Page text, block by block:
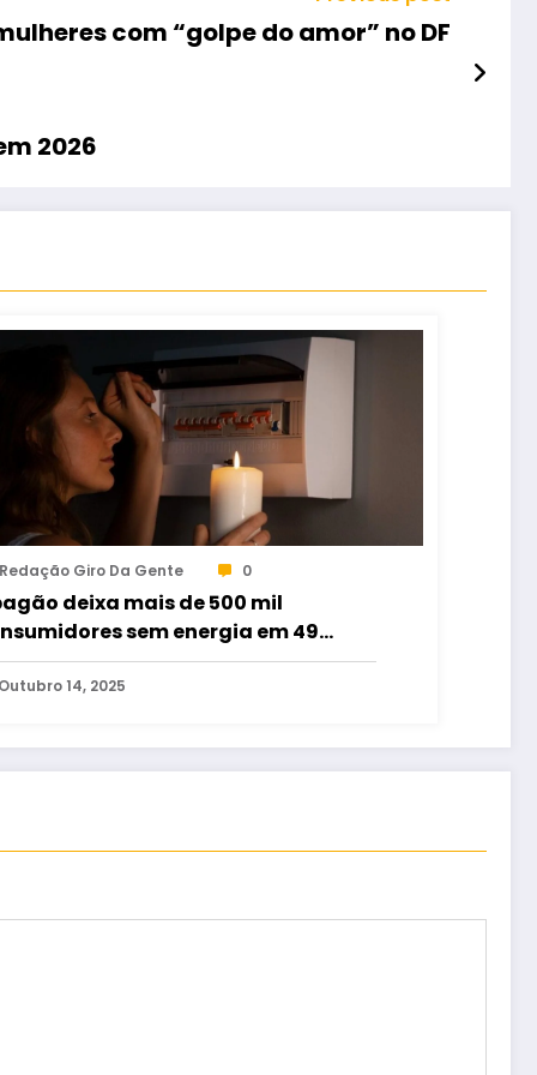
com “golpe do amor” no DF
2026
Redação Giro Da Gente 0
deixa mais de 500 mil
sem energia em 49
de Goiás
Outubro 14, 2025